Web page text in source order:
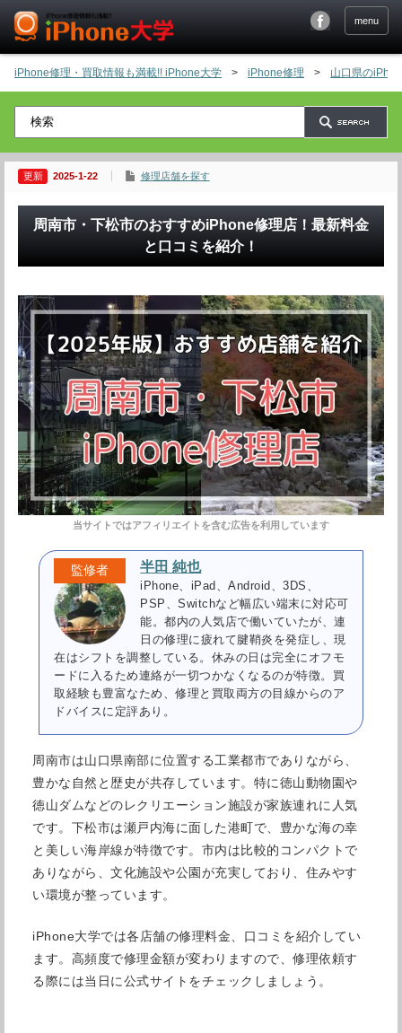
menu
iPhone修理・買取情報も満載!! iPhone大学 > iPhone修理 > 山口県の
2025-1-22 修理店舗を探す
周南市・下松市のおすすめiPhone修理店！最新料金
と口コミを紹介！
半田 純也
iPhone、iPad、Android、3DS、
PSP、Switchなど幅広い端末に対応可
能。都内の人気店で働いていたが、連
日の修理に疲れて腱鞘炎を発症し、現
在はシフトを調整している。休みの日は完全にオフモ
ードに入るため連絡が一切つかなくなるのが特徴。買
取経験も豊富なため、修理と買取両方の目線からのア
ドバイスに定評あり。
周南市は山口県南部に位置する工業都市でありながら、
豊かな自然と歴史が共存しています。特に徳山動物園や
徳山ダムなどのレクリエーション施設が家族連れに人気
です。下松市は瀬戸内海に面した港町で、豊かな海の幸
と美しい海岸線が特徴です。市内は比較的コンパクトで
ありながら、文化施設や公園が充実しており、住みやす
い環境が整っています。
iPhone大学では各店舗の修理料金、口コミを紹介してい
ます。高頻度で修理金額が変わりますので、修理依頼す
る際には当日に公式サイトをチェックしましょう。